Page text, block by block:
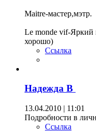
Maitre-мастер,мэтр.
Le monde vif-Яркий
хорошо)
Ссылка
Надежда В
13.04.2010 | 11:01
Подробности в
Ссылка